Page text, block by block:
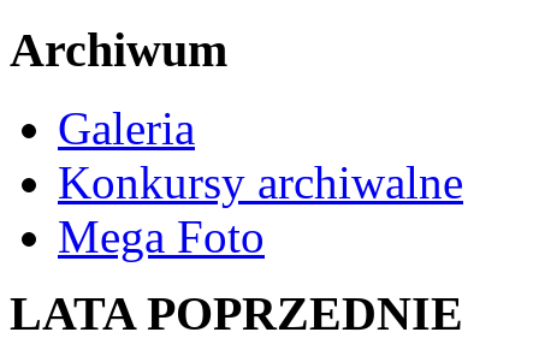
Archiwum
Galeria
Konkursy archiwalne
Mega Foto
LATA POPRZEDNIE